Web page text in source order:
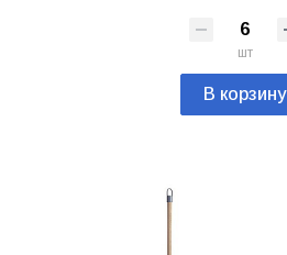
шт
В корзину